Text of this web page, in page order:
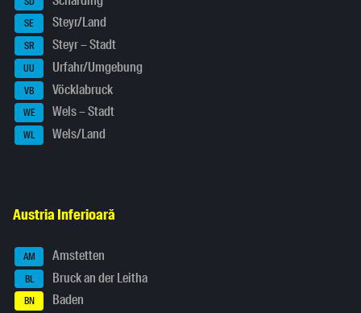
SE Steyr/Land
SR Steyr – Stadt
UU Urfahr/Umgebung
VB Vöcklabruck
WE Wels – Stadt
WL Wels/Land
Austria Inferioară
AM Amstetten
BL Bruck an der Leitha
BN Baden